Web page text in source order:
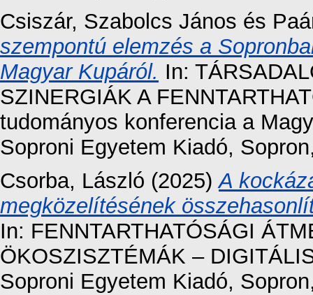
Csiszár, Szabolcs János és
szempontú elemzés a
Magyar Kupáról. In:
SZINERGIÁK A
tudományos konferencia a
Soproni Egyetem Kiadó,
Csorba, László (2025)A
megközelítésének
In: FENNTARTHATÓSÁGI
ÖKOSZISZTÉMÁK –
Soproni Egyetem Kiadó,